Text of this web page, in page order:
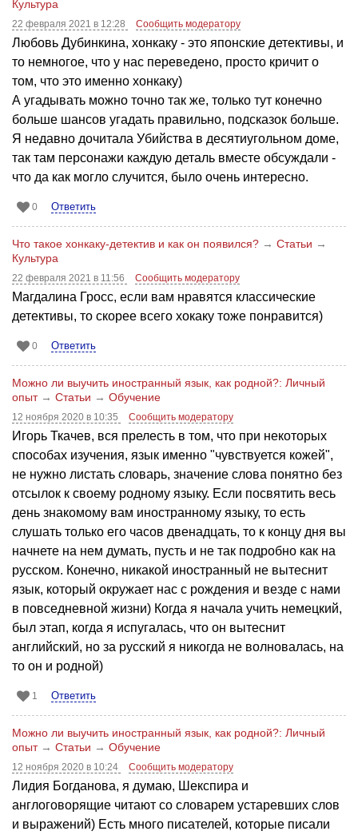
Культура
22 февраля 2021 в 12:28 Сообщить модератору
Любовь Дубинкина, хонкаку - это японские детективы, и
то немногое, что у нас переведено, просто кричит о
том, что это именно хонкаку)
А угадывать можно точно так же, только тут конечно
больше шансов угадать правильно, подсказок больше.
Я недавно дочитала Убийства в десятиугольном доме,
так там персонажи каждую деталь вместе обсуждали -
что да как могло случится, было очень интересно.
0 Ответить
Что такое хонкаку-детектив и как он появился? → Статьи →
Культура
22 февраля 2021 в 11:56 Сообщить модератору
Магдалина Гросс, если вам нравятся классические
детективы, то скорее всего хокаку тоже понравится)
0 Ответить
Можно ли выучить иностранный язык, как родной?: Личный
опыт→ Статьи → Обучение
12 ноября 2020 в 10:35 Сообщить модератору
Игорь Ткачев, вся прелесть в том, что при некоторых
способах изучения, язык именно "чувствуется кожей",
не нужно листать словарь, значение слова понятно без
отсылок к своему родному языку. Если посвятить весь
день знакомому вам иностранному языку, то есть
слушать только его часов двенадцать, то к концу дня вы
начнете на нем думать, пусть и не так подробно как на
русском. Конечно, никакой иностранный не вытеснит
язык, который окружает нас с рождения и везде с нами
в повседневной жизни) Когда я начала учить немецкий,
был этап, когда я испугалась, что он вытеснит
английский, но за русский я никогда не волновалась, на
то он и родной)
1 Ответить
Можно ли выучить иностранный язык, как родной?: Личный
опыт→ Статьи → Обучение
12 ноября 2020 в 10:24 Сообщить модератору
Лидия Богданова, я думаю, Шекспира и
англоговорящие читают со словарем устаревших слов
и выражений) Есть много писателей, которые писали